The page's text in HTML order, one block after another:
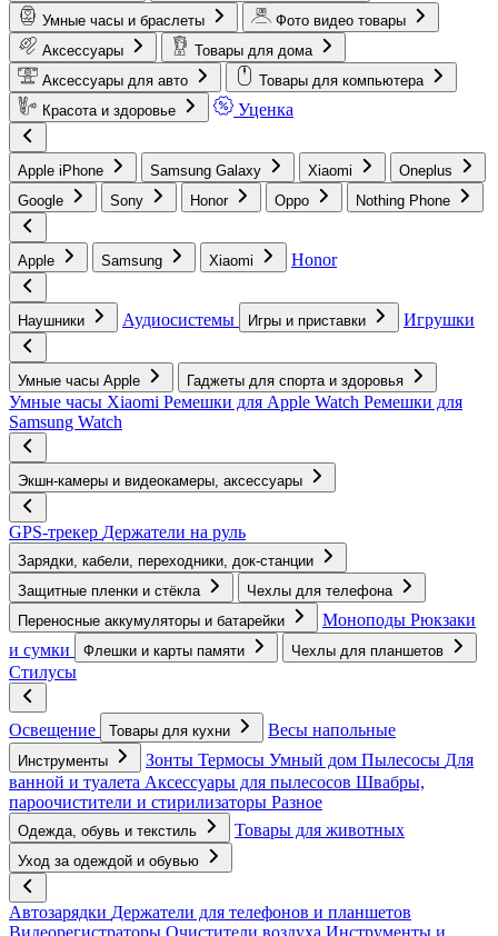
Умные часы и браслеты
Фото видео товары
Аксессуары
Товары для дома
Аксессуары для авто
Товары для компьютера
Красота и здоровье
Уценка
Apple iPhone Samsung Galaxy Xiaomi
Oneplus
Google
Sony Honor Oppo Nothing Phone
Apple Samsung Xiaomi Honor
Наушники Аудиосистемы Игры и приставки Игрушки
Умные часы Apple Гаджеты для спорта и здоровья
Умные часы Xiaomi Ремешки для Apple Watch Ремешки для
Samsung Watch
Экшн-камеры и видеокамеры, аксессуары
GPS-трекер Держатели на руль
Зарядки, кабели, переходники, док-станции
Защитные пленки и стёкла
Чехлы для телефона
Переносные аккумуляторы и батарейки
Моноподы Рюкзаки
и сумки
Флешки и карты памяти Чехлы для планшетов
Стилусы
Освещение Товары для кухни Весы напольные
Инструменты Зонты Термосы Умный дом Пылесосы Для
ванной и туалета Аксессуары для пылесосов Швабры,
пароочистители и стирилизаторы Разное
Одежда, обувь и текстиль Товары для животных
Уход за одеждой и обувью
Автозарядки Держатели для телефонов и планшетов
Видеорегистраторы Очистители воздуха Инструменты и